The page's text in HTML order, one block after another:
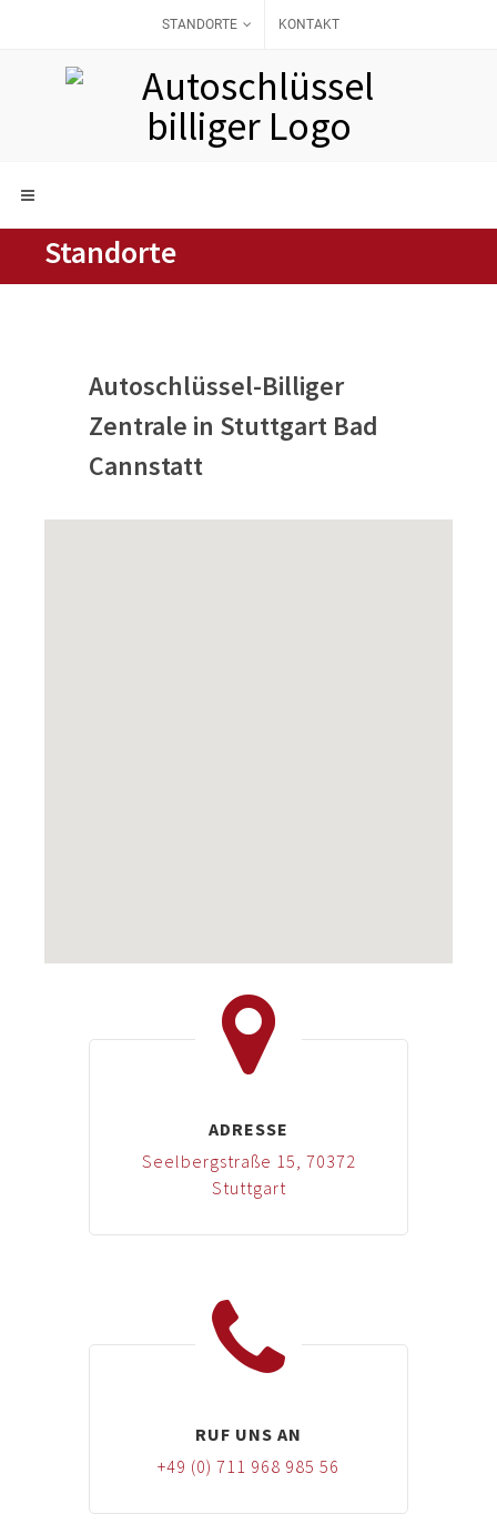
STANDORTE KONTAKT
Standorte
Autoschlüssel-Billiger
Zentrale in Stuttgart Bad
Cannstatt
ADRESSE
Seelbergstraße 15, 70372
Stuttgart
RUF UNS AN
+49 (0) 711 968 985 56